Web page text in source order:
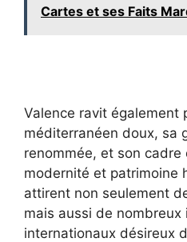
Cartes et ses Faits
Valence ravit également
méditerranéen doux, sa
renommée, et son
modernité et patrimoine
attirent non seulement
mais aussi de nombreux
internationaux désireux